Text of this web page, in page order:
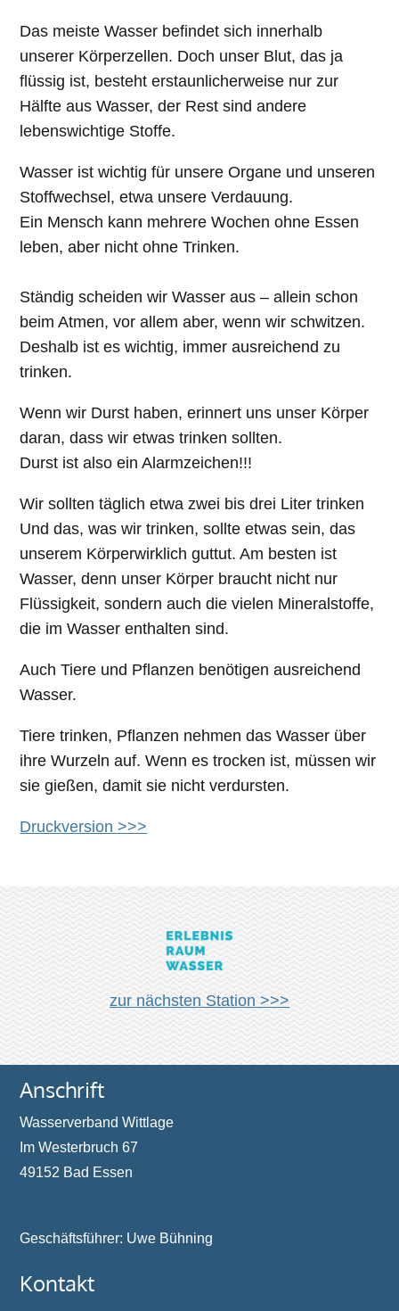
Das meiste Wasser befindet sich innerhalb
unserer Körperzellen. Doch unser Blut, das ja
flüssig ist, besteht erstaunlicherweise nur zur
Hälfte aus Wasser, der Rest sind andere
lebenswichtige Stoffe.
Wasser ist wichtig für unsere Organe und unseren
Stoffwechsel, etwa unsere Verdauung.
Ein Mensch kann mehrere Wochen ohne Essen
leben, aber nicht ohne Trinken.
Ständig scheiden wir Wasser aus – allein schon
beim Atmen, vor allem aber, wenn wir schwitzen.
Deshalb ist es wichtig, immer ausreichend zu
trinken.
Wenn wir Durst haben, erinnert uns unser Körper
daran, dass wir etwas trinken sollten.
Durst ist also ein Alarmzeichen!!!
Wir sollten täglich etwa zwei bis drei Liter trinken
Und das, was wir trinken, sollte etwas sein, das
unserem Körperwirklich guttut. Am besten ist
Wasser, denn unser Körper braucht nicht nur
Flüssigkeit, sondern auch die vielen Mineralstoffe,
die im Wasser enthalten sind.
Auch Tiere und Pflanzen benötigen ausreichend
Wasser.
Tiere trinken, Pflanzen nehmen das Wasser über
ihre Wurzeln auf. Wenn es trocken ist, müssen wir
sie gießen, damit sie nicht verdursten.
Druckversion >>>
zur nächsten Station >>>
Anschrift
Wasserverband Wittlage
Im Westerbruch 67
49152 Bad Essen
Geschäftsführer: Uwe Bühning
Kontakt